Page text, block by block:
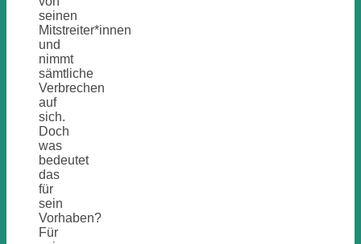
seinen
Mitstreiter*innen
und
nimmt
sämtliche
Verbrechen
auf
sich.
Doch
was
bedeutet
das
für
sein
Vorhaben?
Für